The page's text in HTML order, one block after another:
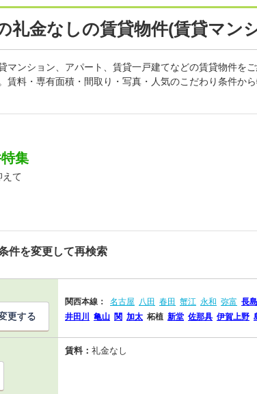
礼金なしの賃貸物件(賃貸マン
マンション、アパート、賃貸一戸建てなどの賃貸物件を
賃料・専有面積・間取り・写真・人気のこだわり条件か
集
えて
件を変更して再検索
関西本線： 名古屋 八田 春田 蟹江 永和 弥富 長島
井田川
亀山 関 加太 柘植 新堂 佐那具 伊賀上野
更する
賃料： 礼金なし